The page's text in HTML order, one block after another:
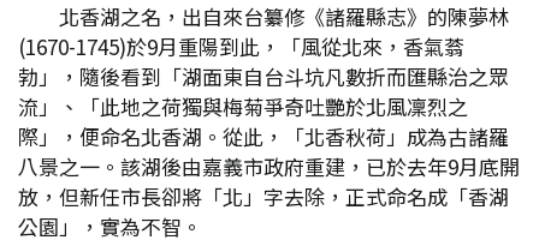
北香湖之名，出自來台纂修《諸羅縣志》的陳夢林
(1670-1745)於9月重陽到此，「風從北來，香氣蓊
勃」，隨後看到「湖面東自台斗坑凡數折而匯縣治之眾
流」、「此地之荷獨與梅菊爭奇吐艷於北風凜烈之
際」，便命名北香湖。從此，「北香秋荷」成為古諸羅
八景之一。該湖後由嘉義市政府重建，已於去年9月底開
放，但新任市長卻將「北」字去除，正式命名成「香湖
公園」，實為不智。